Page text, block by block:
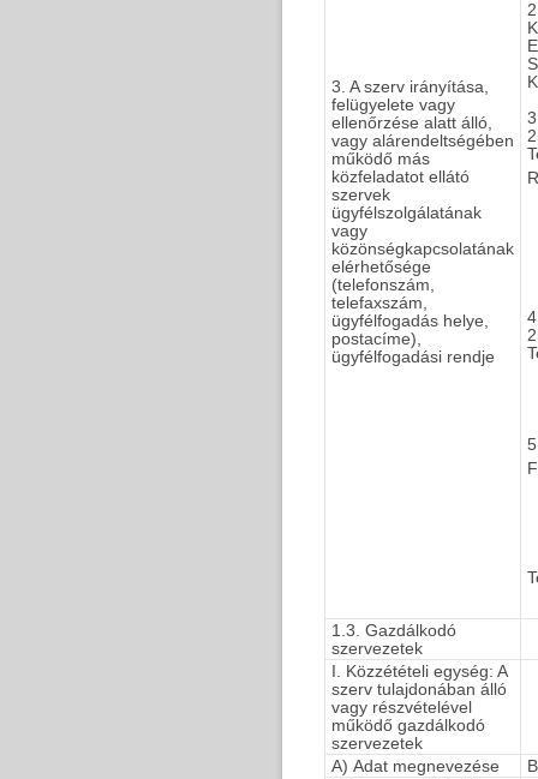
3. A szerv irányítása,
felügyelete vagy
ellenőrzése alatt álló,
vagy alárendeltségében
működő más
közfeladatot ellátó
szervek
ügyfélszolgálatának
vagy
közönségkapcsolatának
elérhetősége
(telefonszám,
telefaxszám,
ügyfélfogadás helye,
postacíme),
ügyfélfogadási rendje
1.3. Gazdálkodó
szervezetek
I. Közzétételi egység: A
szerv tulajdonában álló
vagy részvételével
működő gazdálkodó
szervezetek
A) Adat megnevezése